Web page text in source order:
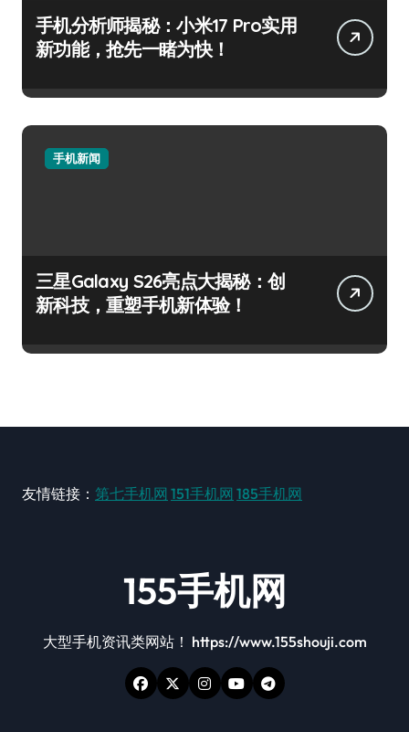
手机分析师揭秘：小米17 Pro实用
新功能，抢先一睹为快！
手机新闻
三星Galaxy S26亮点大揭秘：创
新科技，重塑手机新体验！
友情链接： 第七手机网 151手机网 185手机网
155手机网
大型手机资讯类网站！ https://www.155shouji.com